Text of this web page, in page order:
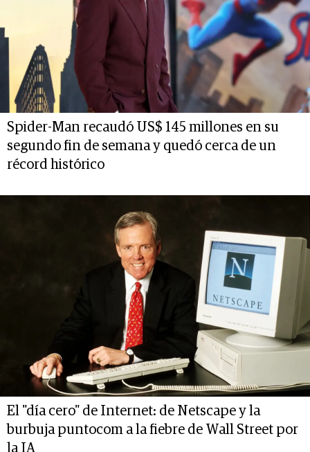
Spider-Man recaudó US$ 145 millones en su
segundo fin de semana y quedó cerca de un
récord histórico
El "día cero" de Internet: de Netscape y la
burbuja puntocom a la fiebre de Wall Street por
la IA